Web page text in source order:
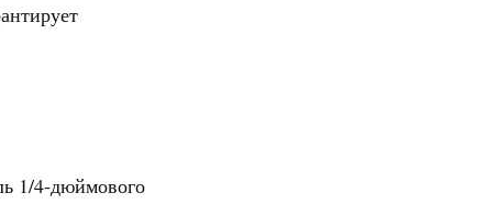
1/4-дюймового